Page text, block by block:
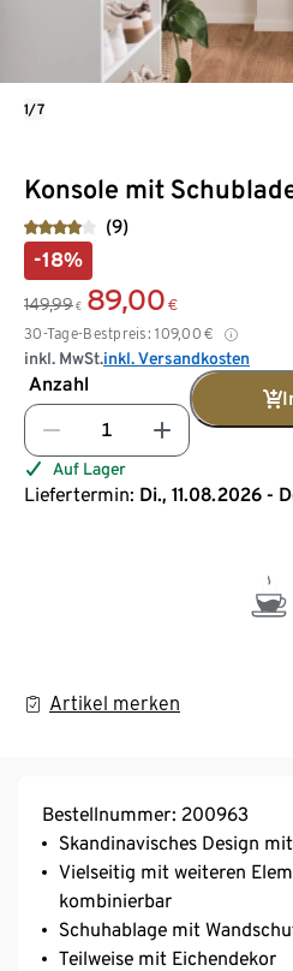
Konsole mit
(9)
-18%
149,99 € 89,00 €
30-Tage-Bestpreis: 109,00 €
inkl. MwSt.inkl. Versandkosten
Anzahl
Auf Lager
Liefertermin: Di., 11.08.2026 -
Artikel merken
1/7
Bestellnummer: 200963
Skandinavisches Design
Vielseitig mit weiteren
kombinierbar
Schuhablage mit
Teilweise mit Eichendekor